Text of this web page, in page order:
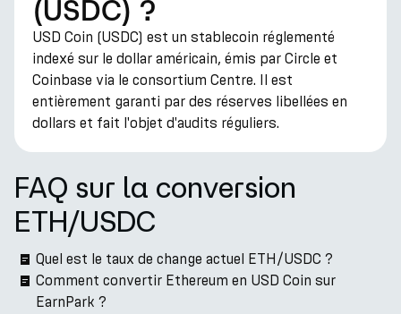
(USDC) ?
USD Coin (USDC) est un stablecoin réglementé
indexé sur le dollar américain, émis par Circle et
Coinbase via le consortium Centre. Il est
entièrement garanti par des réserves libellées en
dollars et fait l'objet d'audits réguliers.
FAQ sur la conversion
ETH/USDC
Quel est le taux de change actuel ETH/USDC ?
Comment convertir Ethereum en USD Coin sur
EarnPark ?